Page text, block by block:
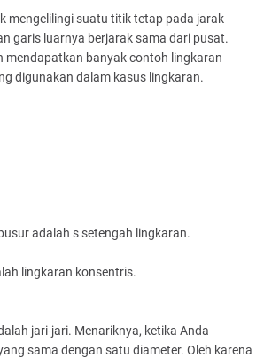
mengelilingi suatu titik tetap pada jarak
garis luarnya berjarak sama dari pusat.
mendapatkan banyak contoh lingkaran
digunakan dalam kasus lingkaran.
adalah s setengah lingkaran.
lingkaran konsentris.
jari-jari. Menariknya, ketika Anda
sama dengan satu diameter. Oleh karena